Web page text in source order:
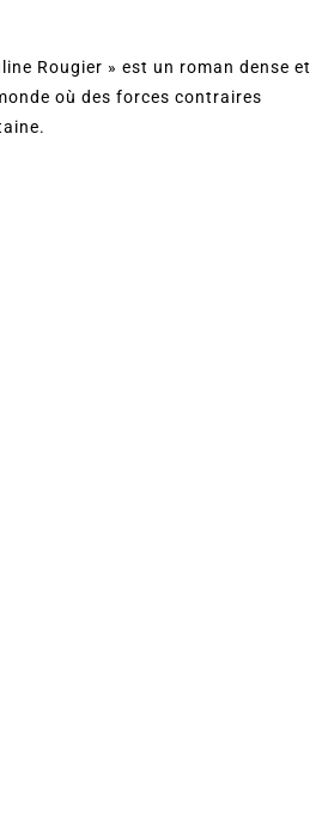
Rougier » est un roman dense et
où des forces contraires